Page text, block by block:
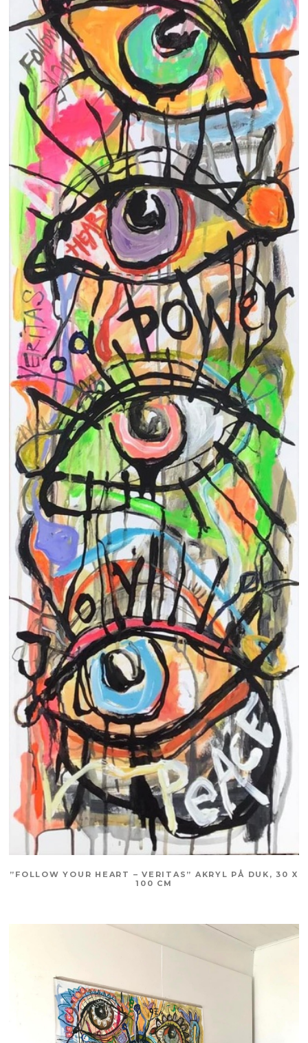
”FOLLOW YOUR HEART – VERITAS” AKRYL PÅ DUK, 30 X
100 CM